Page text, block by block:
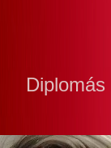
Diplomás